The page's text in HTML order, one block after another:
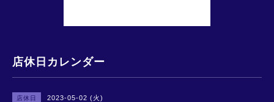
店休日カレンダー
店休日 2023-05-02 (火)